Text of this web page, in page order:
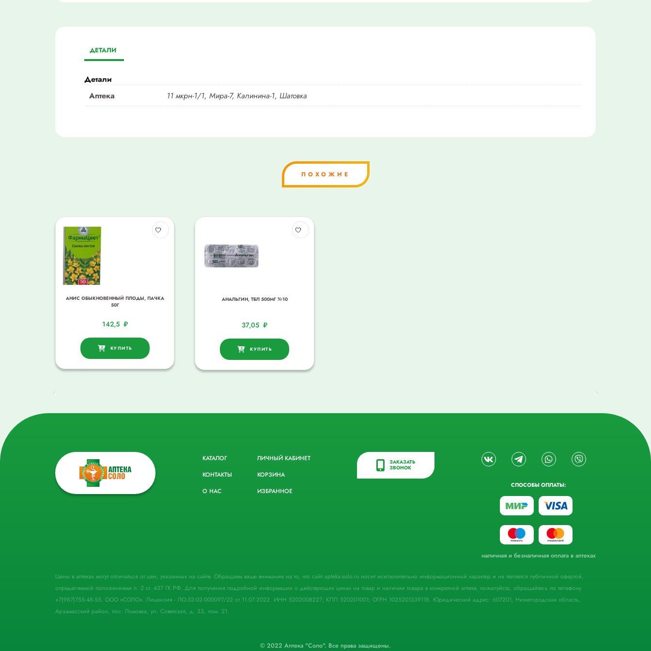
ДЕТАЛИ
Детали
Аптека
11 мкрн-1/1, Мира-7, Калинина-1, Шатовка
ПОХОЖИЕ
АНИС ОБЫКНОВЕННЫЙ ПЛОДЫ, ПАЧКА
50Г
142,5 ₽
КУПИТЬ
АНАЛЬГИН, ТБЛ 500МГ №10
37,05 ₽
КУПИТЬ
КАТАЛОГ
КОНТАКТЫ
О НАС
ЛИЧНЫЙ КАБИНЕТ
КОРЗИНА
ИЗБРАННОЕ
ЗАКАЗАТЬ
ЗВОНОК
СПОСОБЫ ОПЛАТЫ:
наличная и безналичная оплата в аптеках
Цены в аптеках могут отличаться от цен, указанных на сайте. Обращаем ваше внимание на то, что сайт apteka-solo.ru носит исключительно информационный характер и не является публичной офертой,
определяемой положениями п. 2 ст. 437 ГК РФ. Для получения подробной информации о действующих ценах на товар и наличии товара в конкретной аптеке, пожалуйста, обращайтесь по телефону
+7(987)755-48-55. ООО «СОЛО». Лицензия - ЛО-52-02-000097/22 от 11.07.2022. ИНН 5202008227; КПП 520201001; ОГРН 1025201339118. Юридический адрес: 607201, Нижегородская область,
Арзамасский район, пос. Ломовка, ул. Советская, д. 33, пом. 21.
© 2022 Аптека "Соло". Все права защищены.